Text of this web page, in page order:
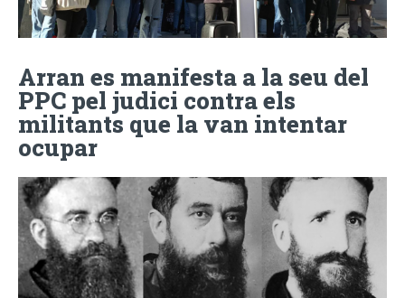
Arran es manifesta a la seu del
PPC pel judici contra els
militants que la van intentar
ocupar